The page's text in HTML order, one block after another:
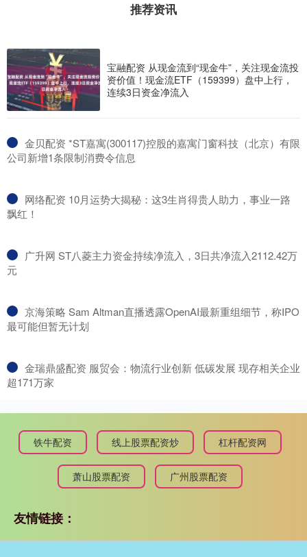
推荐资讯
宝融配资 从现金流到“现金牛”，关注现金流投
资价值！现金流ETF（159399）盘中上行，
连续3日资金净流入
​金贝配资 *ST嘉寓(300117)控股的嘉寓门窗科技（北京）有限
公司新增1条限制消费令信息
​网络配资 10月运势大揭秘：这3生肖得贵人助力，事业一路
飘红！
​广升网 ST八菱主力资金持续净流入，3日共净流入2112.42万
元
​京海策略 Sam Altman直播透露OpenAI最新重组细节，称IPO
最可能但暂无计划
​金瑞鼎盛配资 服贸会：物流行业创新 低碳发展 现存相关企业
超171万家
铁牛配资 线上股票配资炒 杠杆配资网
萧山股票配资 广州股票配资
友情链接：